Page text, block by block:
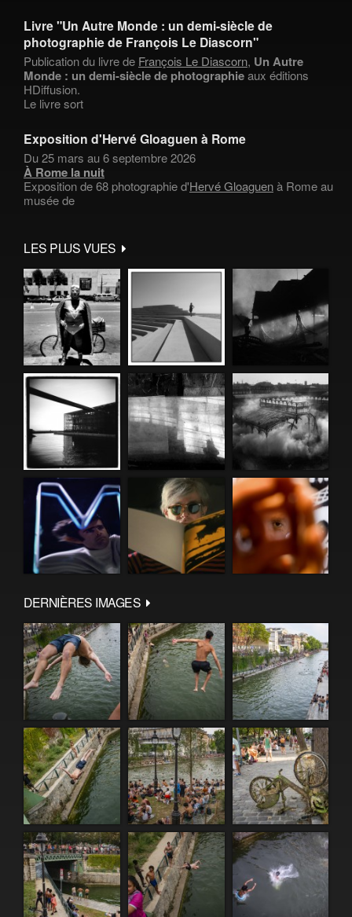
Livre "Un Autre Monde : un demi-siècle de
photographie de François Le Diascorn"
Publication du livre de François Le Diascorn, Un Autre
Monde : un demi-siècle de photographieaux éditions
HDiffusion.
Le livre sort
Exposition d'Hervé Gloaguen à Rome
Du 25 mars au 6 septembre 2026
À Rome la nuit
Exposition de 68 photographie d'Hervé Gloaguenà Rome au
musée de
LES PLUS VUES
DERNIÈRES IMAGES